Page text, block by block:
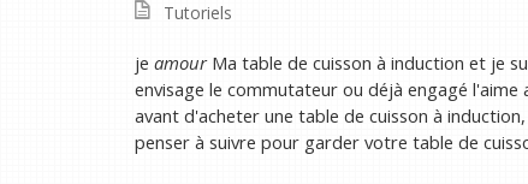
Tutoriels
je amourMa table de cuisson à induction et je
envisage le commutateur ou déjà engagé l'aime
avant d'acheter une table de cuisson à
penser à suivre pour garder votre table de